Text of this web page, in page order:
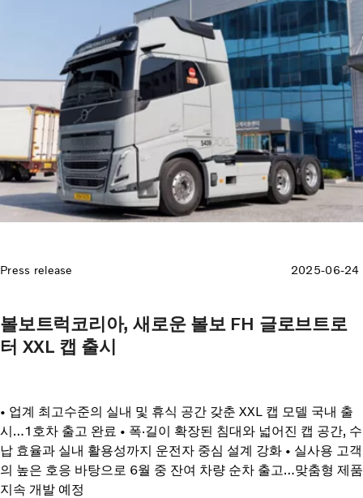
Press release 2025-06-24
볼보트럭코리아, 새로운 볼보 FH 글로브트로
터 XXL 캡 출시
• 업계 최고수준의 실내 및 휴식 공간 갖춘 XXL 캡 모델 국내 출
시…1호차 출고 완료 • 폭·길이 확장된 침대와 넓어진 캡 공간, 수
납 효율과 실내 활용성까지 운전자 중심 설계 강화 • 실사용 고객
의 높은 호응 바탕으로 6월 중 잔여 차량 순차 출고…맞춤형 제품
지속 개발 예정